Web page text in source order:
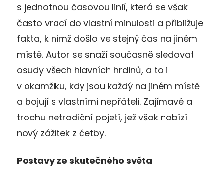
s jednotnou časovou linií, která se však
často vrací do vlastní minulosti a přibližuje
fakta, k nimž došlo ve stejný čas na jiném
místě. Autor se snaží současně sledovat
osudy všech hlavních hrdinů, a to i
v okamžiku, kdy jsou každý na jiném místě
a bojují s vlastními nepřáteli. Zajímavé a
trochu netradiční pojetí, jež však nabízí
nový zážitek z četby.
Postavy ze skutečného světa